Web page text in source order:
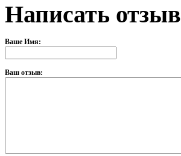
Написать отзыв
Ваше Имя:
Ваш отзыв: